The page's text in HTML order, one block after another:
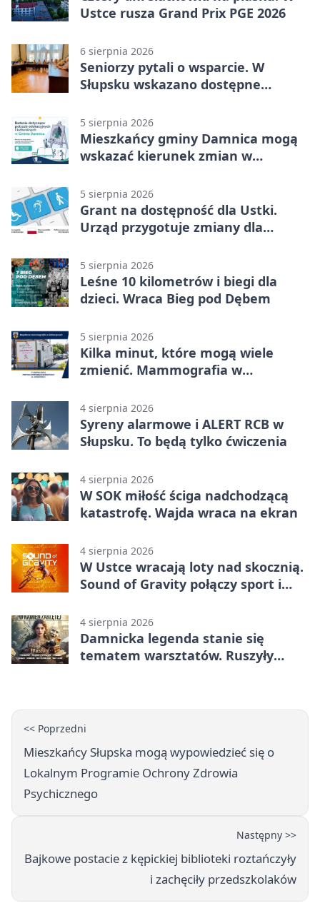
Ustce rusza Grand Prix PGE 2026
6 sierpnia 2026
Seniorzy pytali o wsparcie. W
Słupsku wskazano dostępne
5 sierpnia 2026
Mieszkańcy gminy Damnica mogą
wskazać kierunek zmian w
5 sierpnia 2026
Grant na dostępność dla Ustki.
Urząd przygotuje zmiany dla
5 sierpnia 2026
Leśne 10 kilometrów i biegi dla
dzieci. Wraca Bieg pod Dębem
5 sierpnia 2026
Kilka minut, które mogą wiele
zmienić. Mammografia w
4 sierpnia 2026
Syreny alarmowe i ALERT RCB w
Słupsku. To będą tylko ćwiczenia
4 sierpnia 2026
W SOK miłość ściga nadchodzącą
katastrofę. Wajda wraca na ekran
4 sierpnia 2026
W Ustce wracają loty nad skocznią.
Sound of Gravity połączy sport i
4 sierpnia 2026
Damnicka legenda stanie się
tematem warsztatów. Ruszyły
<< Poprzedni
Mieszkańcy Słupska mogą wypowiedzieć się o
Lokalnym Programie Ochrony Zdrowia
Psychicznego
Następny >>
Bajkowe postacie z kępickiej biblioteki roztańczyły
i zachęciły przedszkolaków